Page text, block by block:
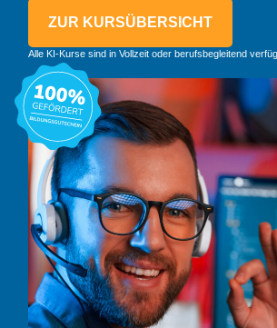
ZUR KURSÜBERSICHT
Alle KI-Kurse sind in Vollzeit oder berufsbegleitend